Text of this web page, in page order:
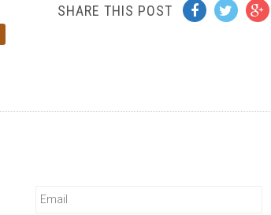
SHARE THIS POST